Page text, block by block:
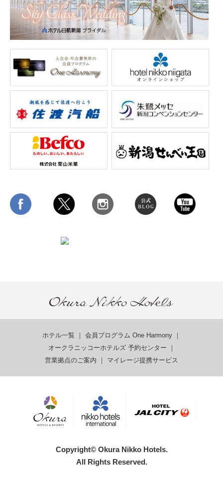
ホテル一覧 ｜ 会員プログラム One Harmony ｜
オークラニッコーホテルズ 予約センター ｜
営業拠点のご案内 ｜ マイレージ提携サービス
Copyright© Okura Nikko Hotels.
All Rights Reserved.